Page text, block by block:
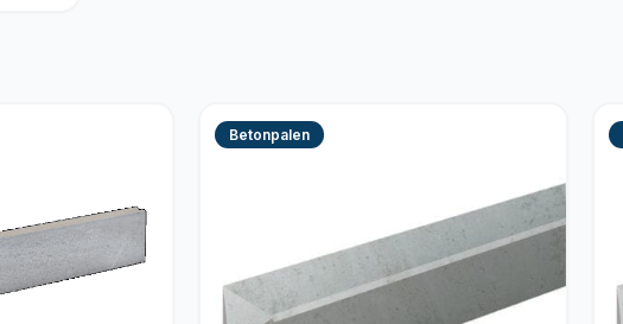
Betonpalen